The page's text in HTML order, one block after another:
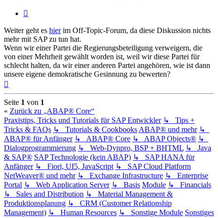
Weiter geht es hierim Off-Topic-Forum, da diese Diskussion nichts
mehr mit SAP zu tun hat.
Wenn wir einer Partei die Regierungsbeteiligung verweigern, die
von einer Mehrheit gewählt worden ist, weil wir diese Partei für
schlecht halten, da wir einer anderen Partei angehören, wie ist dann
unsere eigene demokratische Gesinnung zu bewerten?
Seite 1 von 1
« Zurück zu „ABAP® Core“
Praxistips, Tricks und Tutorials für SAP Entwickler ↳ Tips +
Tricks & FAQs ↳ Tutorials & Cookbooks ABAP® und mehr ↳
ABAP® für Anfänger ↳ ABAP® Core ↳ ABAP Objects® ↳
Dialogprogrammierung ↳ Web-Dynpro, BSP + BHTML ↳ Java
& SAP® SAP Technologie (kein ABAP) ↳ SAP HANA für
Anfänger ↳ Fiori, UI5, JavaScript ↳ SAP Cloud Platform
NetWeaver® und mehr ↳ Exchange Infrastructure ↳ Enterprise
Portal ↳ Web Application Server ↳ Basis Module ↳ Financials
↳ Sales and Distribution ↳ Material Management &
Produktionsplanung ↳ CRM (Customer Relationship
Management) ↳ Human Resources ↳ Sonstige Module Sonstiges